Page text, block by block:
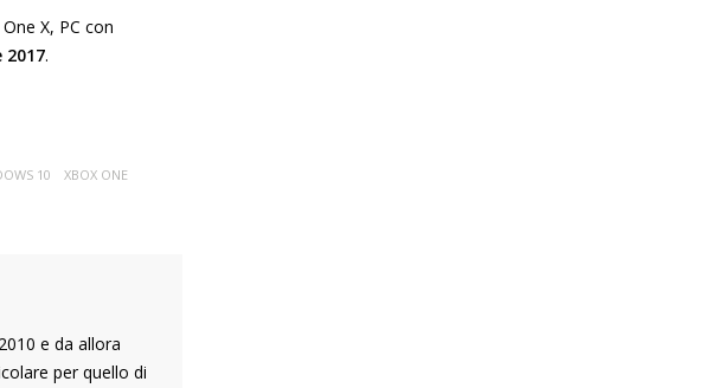
X, PC con
.
10
XBOX ONE
e da allora
per quello di